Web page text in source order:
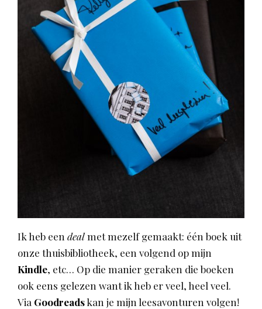
Ik heb een dealmet mezelf gemaakt: één boek uit
onze thuisbibliotheek, een volgend op mijn
Kindle, etc… Op die manier geraken die boeken
ook eens gelezen want ik heb er veel, heel veel.
Via Goodreadskan je mijn leesavonturen volgen!